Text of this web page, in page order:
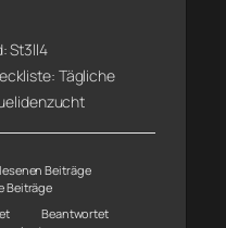
St3ll4
Tägliche
Beiträge
Beiträge
Beantwortet